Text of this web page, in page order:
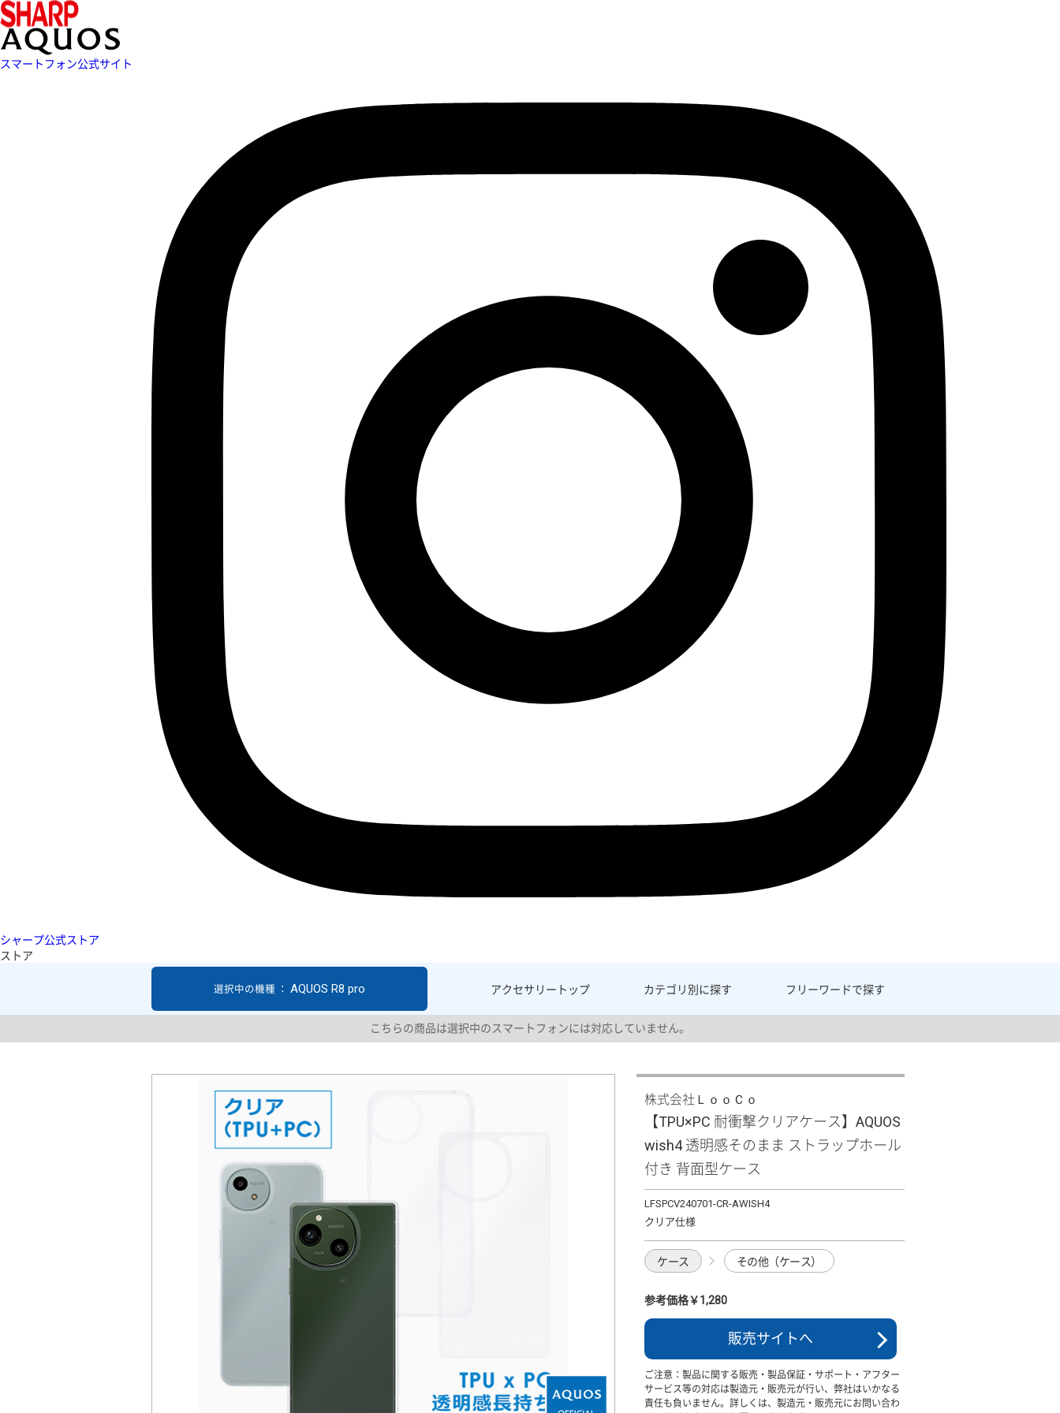
スマートフォン公式サイト
シャープ公式ストア
ストア
アクセサリー トップ カテゴリ別に探す フリーワードで探す
選択中の機種 ： AQUOS R8 pro
こちらの商品は選択中のスマートフォンには対応していません。
株式会社ＬｏｏＣｏ
【TPU×PC 耐衝撃クリアケース】AQUOS
wish4 透明感そのまま ストラップホール
付き 背面型ケース
LFSPCV240701-CR-AWISH4
クリア仕様
ケース その他（ケース）
参考価格￥1,280
販売サイトへ
ご注意：製品に関する販売・製品保証・サポート・アフター
サービス等の対応は製造元・販売元が行い、弊社はいかなる
責任も負いません。詳しくは、製造元・販売元にお問い合わ